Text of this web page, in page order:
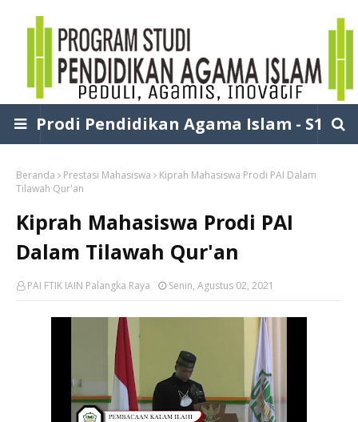
Prodi Pendidikan Agama Islam - S1
Beranda Prestasi Mahasiswa
Kiprah Mahasiswa Prodi PAI Dalam
Tilawah Qur'an
Kiprah Mahasiswa Prodi PAI
Dalam Tilawah Qur'an
PAI FTIK IAIN Palangka Raya Senin, Agustus 02, 2021